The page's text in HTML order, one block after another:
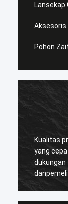
Lansekap
Aksesoris
Pohon
Rumah
produk yang baik,
harga yang
yang kuat untuk
membantu kami